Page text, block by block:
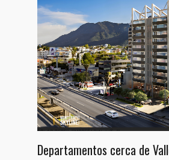
Departamentos cerca de